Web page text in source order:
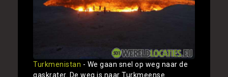
Turkmenistan - We gaan snel op weg naar de
gaskrater. De weg is naar Turkmeense